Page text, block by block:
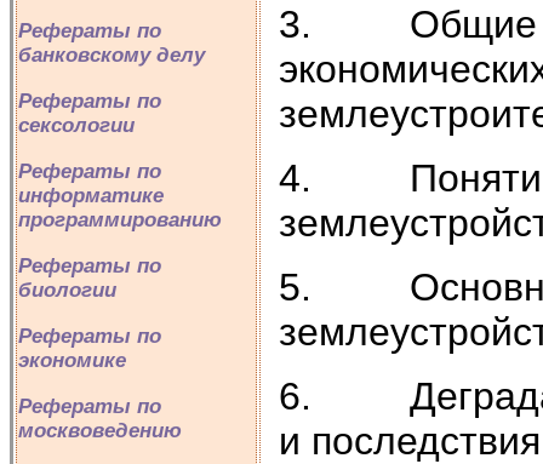
Рефераты по
банковскому делу
Рефераты по
сексологии
Рефераты по
информатике
программированию
Рефераты по
биологии
Рефераты по
экономике
Рефераты по
москвоведению
3. Общие
4. Понятие
5.
6.
и последствия